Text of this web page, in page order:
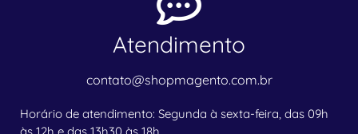
Atendimento
contato@shopmagento.com.br
Horário de atendimento: Segunda à sexta-feira, das 09h